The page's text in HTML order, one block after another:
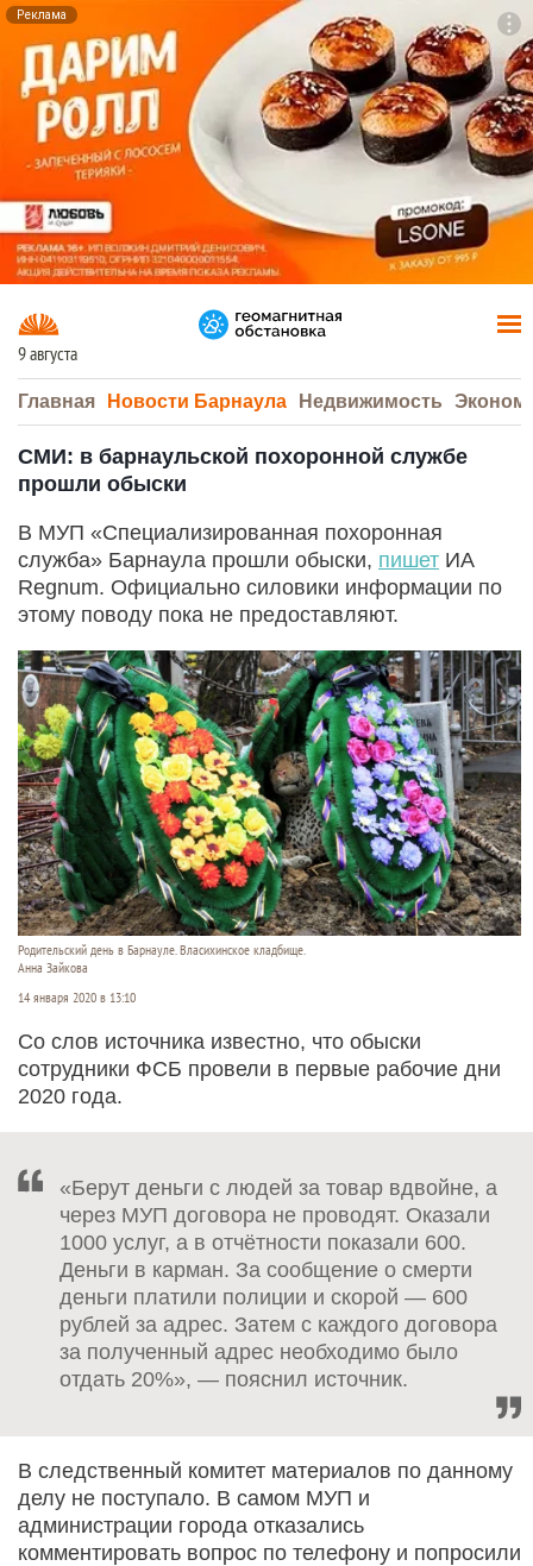
Реклама
9 августа
Главная Новости Барнаула Недвижимость
СМИ: в барнаульской похоронной службе
прошли обыски
В МУП «Специализированная похоронная
служба» Барнаула прошли обыски, пишет ИА
Regnum. Официально силовики информации по
этому поводу пока не предоставляют.
Родительский день в Барнауле. Власихинское кладбище.
Анна Зайкова
14 января 2020 в 13:10
Со слов источника известно, что обыски
сотрудники ФСБ провели в первые рабочие дни
2020 года.
«Берут деньги с людей за товар вдвойне, а
через МУП договора не проводят. Оказали
1000 услуг, а в отчётности показали 600.
Деньги в карман. За сообщение о смерти
деньги платили полиции и скорой — 600
рублей за адрес. Затем с каждого договора
за полученный адрес необходимо было
отдать 20%», — пояснил источник.
В следственный комитет материалов по данному
делу не поступало. В самом МУП и
администрации города отказались
комментировать вопрос по телефону и попросили